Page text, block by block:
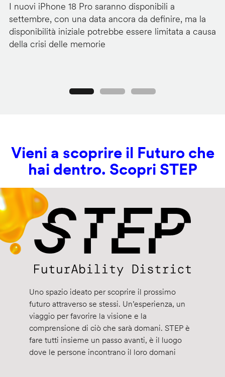
I nuovi iPhone 18 Pro saranno disponibili a
settembre, con una data ancora da definire, ma la
disponibilità iniziale potrebbe essere limitata a causa
della crisi delle memorie
Vieni a scoprire il Futuro che
hai dentro. Scopri STEP
Uno spazio ideato per scoprire il prossimo
futuro attraverso se stessi. Un’esperienza, un
viaggio per favorire la visione e la
comprensione di ciò che sarà domani. STEP è
fare tutti insieme un passo avanti, è il luogo
dove le persone incontrano il loro domani